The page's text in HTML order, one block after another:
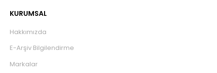
KURUMSAL
Hakkımızda
E-Arşiv Bilgilendirme
Markalar